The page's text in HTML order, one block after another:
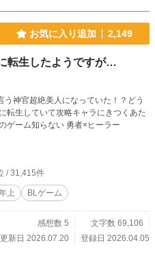
お気に入り追加 2,149
転生したようですが…
う神官超絶美人になっていた！？どう
転生していて攻略キャラにきつくあた
ゲーム知らない 勇者×ヒーラー
/ 31,415件
上 BLゲーム
感想数 5
文字数 69,106
新日 2026.07.20
登録日 2026.04.05